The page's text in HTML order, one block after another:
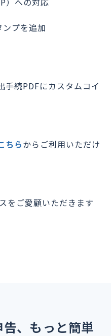
プを追加
手続PDFにカスタムコイ
ちらからご利用いただけ
をご愛顧いただきます
、もっと簡単